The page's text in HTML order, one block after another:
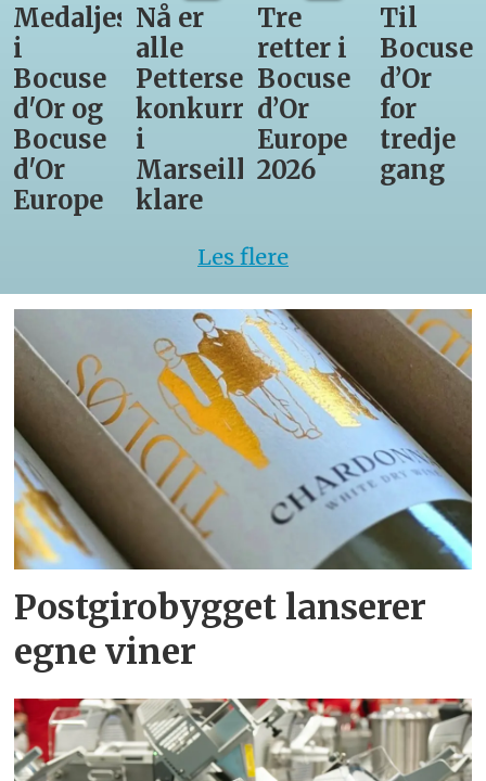
Medaljestatistikk
i
Bocuse
d'Or og
Bocuse
d'Or
Europe
Nå er
alle
Pettersens
konkurrenter
i
Marseille
klare
Tre
retter i
Bocuse
d’Or
Europe
2026
Til
Bocuse
d’Or
for
tredje
gang
Les flere
Postgirobygget lanserer
egne viner